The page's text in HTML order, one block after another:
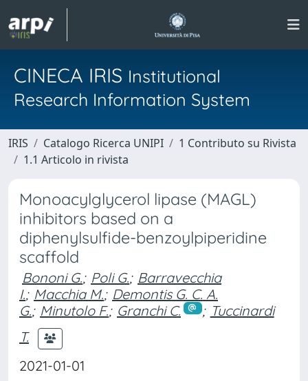
CINECA IRIS Institutional
Research Information System
IRIS Catalogo Ricerca UNIPI
1 Contributo su Rivista
1.1 Articolo in rivista
Monoacylglycerol lipase (MAGL)
inhibitors based on a
diphenylsulfide-benzoylpiperidine
scaffold
Bononi G.; Poli G.; Barravecchia
I.; Macchia M.; Demontis G. C. A.
G.; Minutolo F.; Granchi C. ; Tuccinardi
T.
2021-01-01